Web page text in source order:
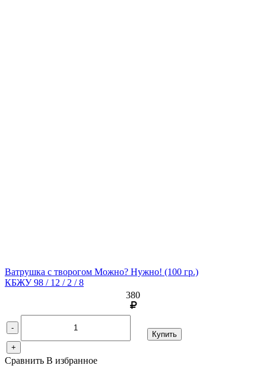
Ватрушка с творогом Можно? Нужно! (100 гр.)
КБЖУ 98 / 12 / 2 / 8
380
-
+
Купить
Сравнить В избранное